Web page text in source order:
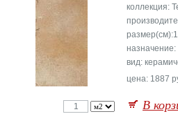
коллекция:
вид:
цена: 1887
В